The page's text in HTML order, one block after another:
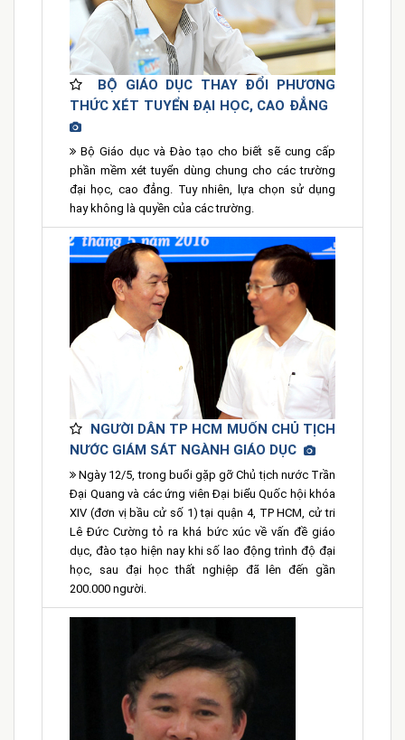
BỘ GIÁO DỤC THAY ĐỔI PHƯƠNG
THỨC XÉT TUYỂN ĐẠI HỌC, CAO ĐẲNG
Bộ Giáo dục và Đào tạo cho biết sẽ cung cấp
phần mềm xét tuyển dùng chung cho các trường
đại học, cao đẳng. Tuy nhiên, lựa chọn sử dụng
hay không là quyền của các trường.
NGƯỜI DÂN TP HCM MUỐN CHỦ TỊCH
NƯỚC GIÁM SÁT NGÀNH GIÁO DỤC
Ngày 12/5, trong buổi gặp gỡ Chủ tịch nước Trần
Đại Quang và các ứng viên Đại biểu Quốc hội khóa
XIV (đơn vị bầu cử số 1) tại quận 4, TP HCM, cử tri
Lê Đức Cường tỏ ra khá bức xúc về vấn đề giáo
dục, đào tạo hiện nay khi số lao động trình độ đại
học, sau đại học thất nghiệp đã lên đến gần
200.000 người.